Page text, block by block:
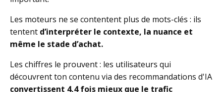
Les moteurs ne se contentent plus de mots-clés : ils
tentent d’interpréter le contexte, la nuance et
même le stade d’achat.
Les chiffres le prouvent : les utilisateurs qui
découvrent ton contenu via des recommandations d'IA
convertissent 4,4 fois mieux que le trafic